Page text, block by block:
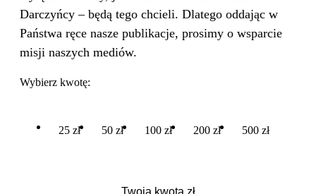
Darczyńcy – będą tego chcieli. Dlatego oddając w
Państwa ręce nasze publikacje, prosimy o wsparcie
misji naszych mediów.
Wybierz kwotę:
25 zł 50 zł 100 zł 200 zł 500 zł